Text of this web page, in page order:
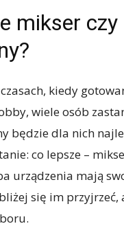
mikser
kiedy
wiele osób
będzie dla nich
co lepsze –
urządzenia mają
się im przyjrzeć,